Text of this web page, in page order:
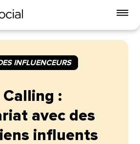
INFLUENCEURS​​
Calling :
avec des
influents